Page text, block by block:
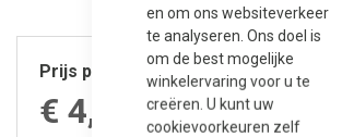
en om ons websiteverkeer
te analyseren. Ons doel is
om de best mogelijke
winkelervaring voor u te
creëren. U kunt uw
cookievoorkeuren zelf
Prijs per stuk
€ 4,890.00